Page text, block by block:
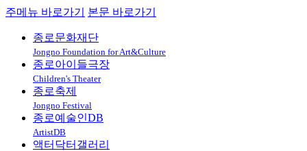
주메뉴 바로가기 본문 바로가기
종로문화재단
Jongno Foundation for Art&Culture
종로아이들극장
Children's Theater
종로축제
Jongno Festival
종로예술인DB
ArtistDB
액터닥터갤러리